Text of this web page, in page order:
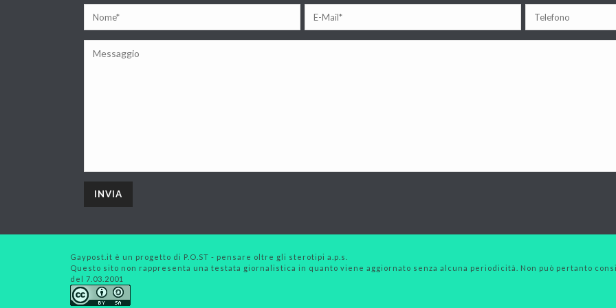
Gaypost.it è un progetto di P.O.ST - pensare oltre gli sterotipi a.p.s.
Questo sito non rappresenta una testata giornalistica in quanto viene aggiornato senza alcuna periodicità. Non può pertanto
del 7.03.2001